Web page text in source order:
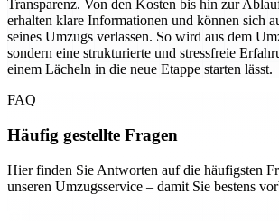
Transparenz. Von den Kosten bis hin zur
erhalten klare Informationen und können sich
seines Umzugs verlassen. So wird aus dem
sondern eine strukturierte und stressfreie
einem Lächeln in die neue Etappe starten lässt.
FAQ
Häufig gestellte Fragen
Hier finden Sie Antworten auf die häufigsten
unseren Umzugsservice – damit Sie bestens